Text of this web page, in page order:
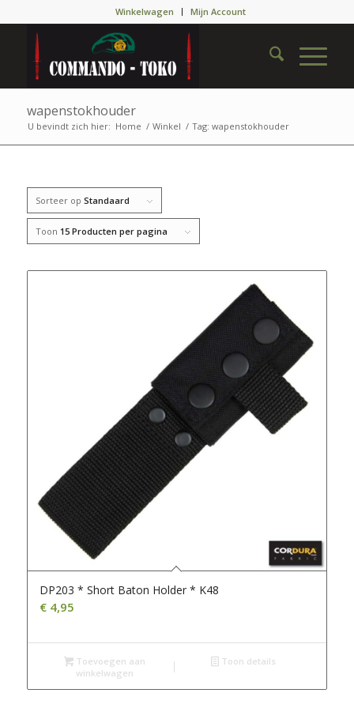
Winkelwagen Mijn Account
wapenstokhouder
U bevindt zich hier: Home / Winkel / Tag: wapenstokhouder
Sorteer op Standaard
Toon 15 Producten per pagina
DP203 * Short Baton Holder * K48
€4,95
Toevoegen aan
winkelwagen
Toon details